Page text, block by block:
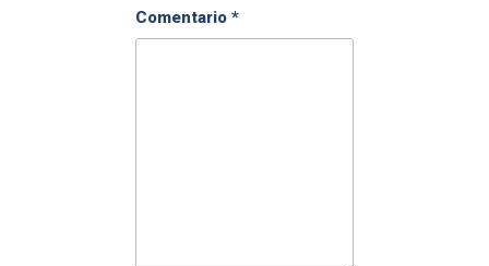
Comentario *